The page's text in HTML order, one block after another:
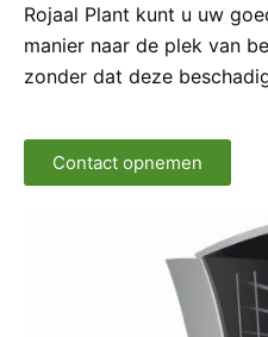
Rojaal Plant kunt u uw
manier naar de plek van
zonder dat deze
Contact opnemen